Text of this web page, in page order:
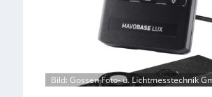
Bild: Gossen Foto- u. Lichtmesstechnik